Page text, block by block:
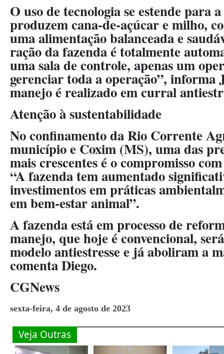
O uso de tecnologia se estende para
produzem cana-de-açúcar e milho,
uma alimentação balanceada e
ração da fazenda é totalmente
uma sala de controle, apenas um
gerenciar toda a operação”, informa
manejo é realizado em curral
Atenção à sustentabilidade
No confinamento da Rio Corrente
município e Coxim (MS), uma das
mais crescentes é o compromisso
“A fazenda tem aumentado
investimentos em práticas
em bem-estar animal”.
A fazenda está em processo de
manejo, que hoje é convencional,
modelo antiestresse e já aboliram a
comenta Diego.
CGNews
sexta-feira, 4 de agosto de 2023
Veja Outras